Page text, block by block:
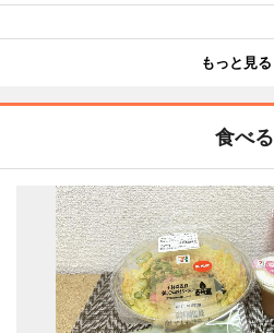
もっと見る
食べる